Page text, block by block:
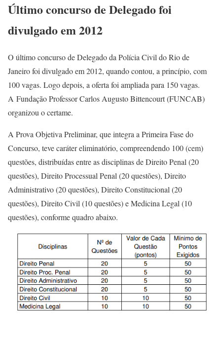
Último concurso de Delegado foi
divulgado em 2012
O último concurso de Delegado da Polícia Civil do Rio de
Janeiro foi divulgado em 2012, quando contou, a princípio, com
100 vagas. Logo depois, a oferta foi ampliada para 150 vagas.
A Fundação Professor Carlos Augusto Bittencourt (FUNCAB)
organizou o certame.
A Prova Objetiva Preliminar, que integra a Primeira Fase do
Concurso, teve caráter eliminatório, compreendendo 100 (cem)
questões, distribuídas entre as disciplinas de Direito Penal (20
questões), Direito Processual Penal (20 questões), Direito
Administrativo (20 questões), Direito Constitucional (20
questões), Direito Civil (10 questões) e Medicina Legal (10
questões), conforme quadro abaixo.